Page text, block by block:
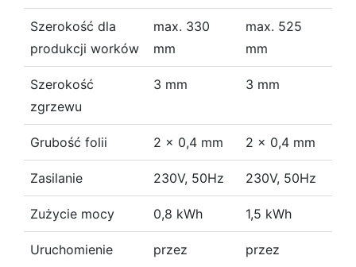
Szerokość dla
produkcji worków
max. 330
mm
max. 525
mm
Szerokość
zgrzewu
3 mm 3 mm
Grubość folii 2 x 0,4 mm 2 x 0,4 mm
Zasilanie 230V, 50Hz 230V, 50Hz
Zużycie mocy 0,8 kWh 1,5 kWh
Uruchomienie
przez
przez